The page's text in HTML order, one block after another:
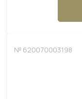
№ 620070003198